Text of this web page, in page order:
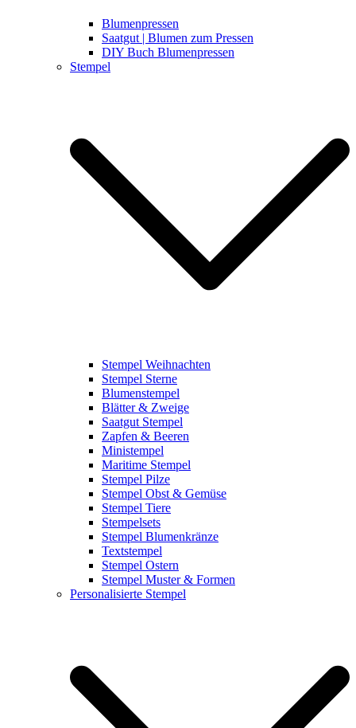
Blumenpressen
Saatgut | Blumen zum Pressen
DIY Buch Blumenpressen
Stempel
Stempel Weihnachten
Stempel Sterne
Blumenstempel
Blätter & Zweige
Saatgut Stempel
Zapfen & Beeren
Ministempel
Maritime Stempel
Stempel Pilze
Stempel Obst & Gemüse
Stempel Tiere
Stempelsets
Stempel Blumenkränze
Textstempel
Stempel Ostern
Stempel Muster & Formen
Personalisierte Stempel